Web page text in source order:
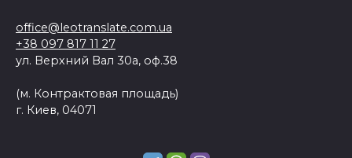
office@leotranslate.com.ua
+38 097 817 11 27
ул. Верхний Вал 30а, оф.38
(м. Контрактовая площадь)
г. Киев, 04071